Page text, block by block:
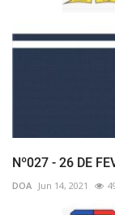
Nº027 - 26 DE
DOA Jun 14, 2021